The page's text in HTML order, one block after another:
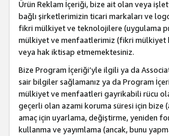
Ürün Reklam İçeriği, bize ait olan veya
bağlı şirketlerimizin ticari markaları ve
fikri mülkiyet ve teknolojilere (uygulama
mülkiyet ve menfaatlerimiz (fikri mülkiyet
veya hak iktisap etmemektesiniz.
Bize Program İçeriği’yle ilgili ya da
sair bilgiler sağlamanız ya da Program
mülkiyet ve menfaatleri gayrikabili rücu
geçerli olan azami koruma süresi için bize
amaç için uyarlama, değiştirme, yeniden
kullanma ve yayımlama (ancak, bunu